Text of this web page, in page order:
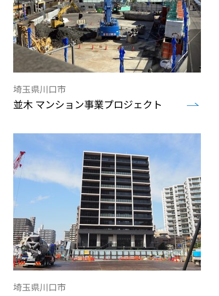
埼玉県川口市
並木 マンション事業プロジェクト
埼玉県川口市